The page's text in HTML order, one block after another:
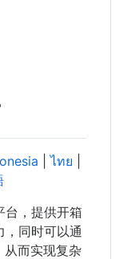
|ไทย
，提供开箱
，同时可以通
而实现复杂